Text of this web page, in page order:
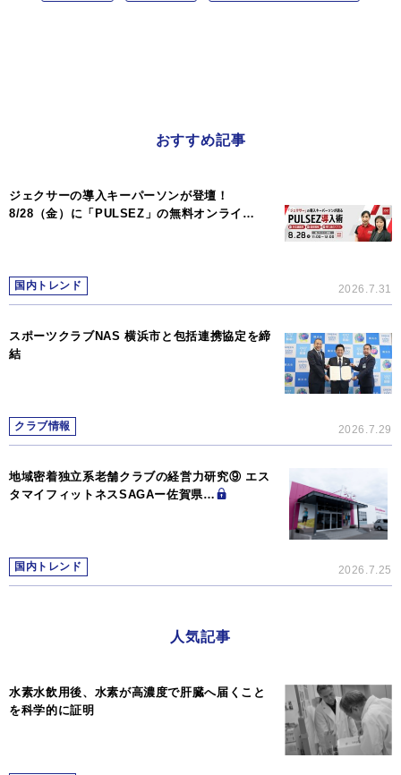
おすすめ記事
ジェクサーの導入キーパーソンが登壇！
8/28（金）に「PULSEZ」の無料オンライ…
国内トレンド 2026.7.31
スポーツクラブNAS 横浜市と包括連携協定を締
結
クラブ情報 2026.7.29
地域密着独立系老舗クラブの経営力研究⑨ エス
タマイフィットネスSAGAー佐賀県…
国内トレンド 2026.7.25
人気記事
水素水飲用後、水素が高濃度で肝臓へ届くこと
を科学的に証明